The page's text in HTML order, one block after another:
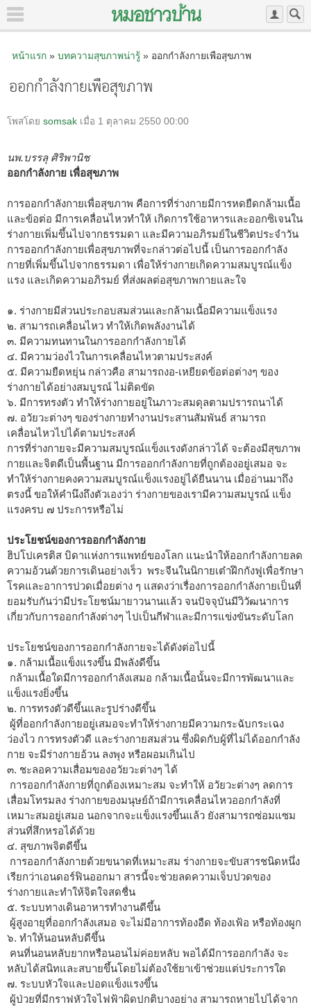
หน้าแรก» บทความสุขภาพน่ารู้» ออกกำลังกายเพือสุขภาพ
ออกกำลังกายเพือสุขภาพ
โพสโดย somsak เมื่อ 1 ตุลาคม 2550 00:00
นพ.บรรลุ ศิริพานิช
ออกกำลังกาย เพื่อสุขภาพ
การออกกำลังกายเพื่อสุขภาพ คือการที่ร่างกายมีการหดยืดกล้ามเนื้อ
และข้อต่อ มีการเคลื่อนไหวทำให้ เกิดการใช้อาหารและออกซิเจนใน
ร่างกายเพิ่มขึ้นไปจากธรรมดา และมีความอภิรมย์ในชีวิตประจำวัน
การออกกำลังกายเพื่อสุขภาพที่จะกล่าวต่อไปนี้ เป็นการออกกำลัง
กายที่เพิ่มขึ้นไปจากธรรมดา เพื่อให้ร่างกายเกิดความสมบูรณ์แข็ง
แรง และเกิดความอภิรมย์ ที่ส่งผลต่อสุขภาพกายและใจ
๑. ร่างกายมีส่วนประกอบสมส่วนและกล้ามเนื้อมีความแข็งแรง
๒. สามารถเคลื่อนไหว ทำให้เกิดพลังงานได้
๓. มีความทนทานในการออกกำลังกายได้
๔. มีความว่องไวในการเคลื่อนไหวตามประสงค์
๕. มีความยืดหยุ่น กล่าวคือ สามารถงอ-เหยียดข้อต่อต่างๆ ของ
ร่างกายได้อย่างสมบูรณ์ ไม่ติดขัด
๖. มีการทรงตัว ทำให้ร่างกายอยู่ในภาวะสมดุลตามปรารถนาได้
๗. อวัยวะต่างๆ ของร่างกายทำงานประสานสัมพันธ์ สามารถ
เคลื่อนไหวไปได้ตามประสงค์
การที่ร่างกายจะมีความสมบูรณ์แข็งแรงดังกล่าวได้ จะต้องมีสุขภาพ
กายและจิตดีเป็นพื้นฐาน มีการออกกำลังกายที่ถูกต้องอยู่เสมอ จะ
ทำให้ร่างกายคงความสมบูรณ์แข็งแรงอยู่ได้ยืนนาน เมื่ออ่านมาถึง
ตรงนี้ ขอให้คำนึงถึงตัวเองว่า ร่างกายของเรามีความสมบูรณ์ แข็ง
แรงครบ ๗ ประการหรือไม่
ประโยชน์ของการออกกำลังกาย
ฮิปโปเครติส บิดาแห่งการแพทย์ของโลก แนะนำให้ออกกำลังกายลด
ความอ้วนด้วยการเดินอย่างเร็ว พระจีนในนิกายเต๋าฝึกกังฟูเพื่อรักษา
โรคและอาการปวดเมื่อยต่าง ๆ แสดงว่าเรื่องการออกกำลังกายเป็นที่
ยอมรับกันว่ามีประโยชน์มายาวนานแล้ว จนปัจจุบันมีวิวัฒนาการ
เกี่ยวกับการออกกำลังต่างๆ ไปเป็นกีฬาและมีการแข่งขันระดับโลก
ประโยชน์ของการออกกำลังกายจะได้ดังต่อไปนี้
๑. กล้ามเนื้อแข็งแรงขึ้น มีพลังดีขึ้น
กล้ามเนื้อใดมีการออกกำลังเสมอ กล้ามเนื้อนั้นจะมีการพัฒนาและ
แข็งแรงยิ่งขึ้น
๒. การทรงตัวดีขึ้นและรูปร่างดีขึ้น
ผู้ที่ออกกำลังกายอยู่เสมอจะทำให้ร่างกายมีความกระฉับกระเฉง
ว่องไว การทรงตัวดี และร่างกายสมส่วน ซึ่งผิดกับผู้ที่ไม่ได้ออกกำลัง
กาย จะมีร่างกายอ้วน ลงพุง หรือผอมเกินไป
๓. ชะลอความเสื่อมของอวัยวะต่างๆ ได้
การออกกำลังกายที่ถูกต้องเหมาะสม จะทำให้ อวัยวะต่างๆ ลดการ
เสื่อมโทรมลง ร่างกายของมนุษย์ถ้ามีการเคลื่อนไหวออกกำลังที่
เหมาะสมอยู่เสมอ นอกจากจะแข็งแรงขึ้นแล้ว ยังสามารถซ่อมแซม
ส่วนที่สึกหรอได้ด้วย
๔. สุขภาพจิตดีขึ้น
การออกกำลังกายด้วยขนาดที่เหมาะสม ร่างกายจะขับสารชนิดหนึ่ง
เรียกว่าเอนดอร์ฟินออกมา สารนี้จะช่วยลดความเจ็บปวดของ
ร่างกายและทำให้จิตใจสดชื่น
๕. ระบบทางเดินอาหารทำงานดีขึ้น
ผู้สูงอายุที่ออกกำลังเสมอ จะไม่มีอาการท้องอืด ท้องเฟ้อ หรือท้องผูก
๖. ทำให้นอนหลับดีขึ้น
คนที่นอนหลับยากหรือนอนไม่ค่อยหลับ พอได้มีการออกกำลัง จะ
หลับได้สนิทและสบายขึ้นโดยไม่ต้องใช้ยาเข้าช่วยแต่ประการใด
๗. ระบบหัวใจและปอดแข็งแรงขึ้น
ผู้ป่วยที่มีกราฟหัวใจไฟฟ้าผิดปกติบางอย่าง สามารถหายไปได้จาก